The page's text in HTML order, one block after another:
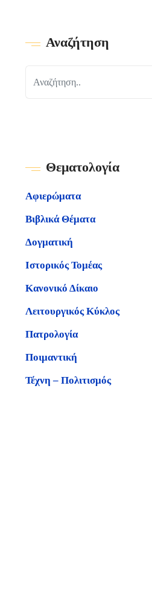
Αναζήτηση
Θεματολογία
Αφιερώματα
Βιβλικά Θέματα
Δογματική
Ιστορικός Τομέας
Κανονικό Δίκαιο
Λειτουργικός Κύκλος
Πατρολογία
Ποιμαντική
Τέχνη – Πολιτισμός